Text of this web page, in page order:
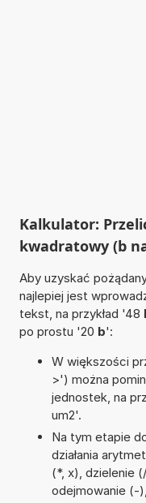
Kalkulator:
kwadratowy (b
Aby uzyskać
najlepiej jest
tekst, na przykład '48
po prostu '20 b':
W większości
>') można
jednostek, na
um2'.
Na tym etapie
działania
(*, x), dzielenie
odejmowanie (-